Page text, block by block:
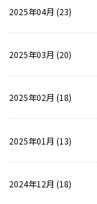
2025年04月 (23)
2025年03月 (20)
2025年02月 (18)
2025年01月 (13)
2024年12月 (18)